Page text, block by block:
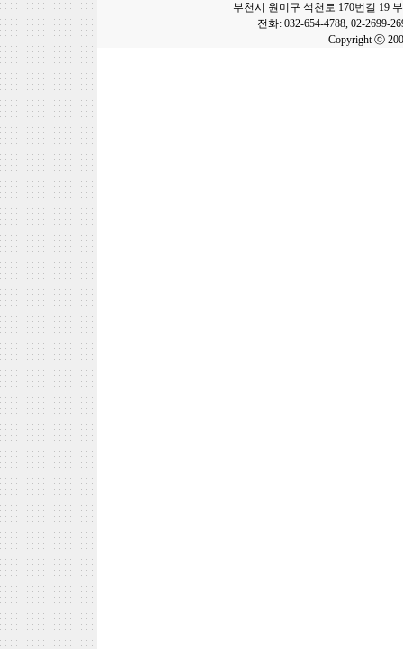
부천시 원미구 석천로 170번길 19
전화: 032-654-4788, 02-2699-
Copyright ⓒ